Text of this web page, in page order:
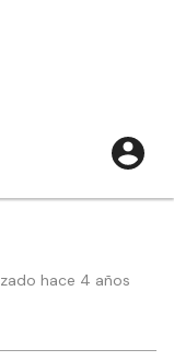
hace 4 años